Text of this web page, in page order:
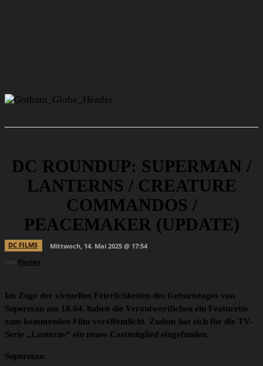
DC ROUNDUP: SUPERMAN /
LANTERNS / CREATURE
COMMANDOS /
PEACEMAKER (UPDATE)
DC FILMS
Mittwoch, 14. Mai 2025 @ 17:54
von Florian
Im Zuge der virtuellen Feierlichkeiten des Geburtstages von
Superman am 18.04. haben die Verantwortlichen ein Featurette
zum kommenden Film veröffentlicht. Zudem hat sich für die TV-
Serie „Lanterns“ ein neues Castmitglied eingefunden.
Superman